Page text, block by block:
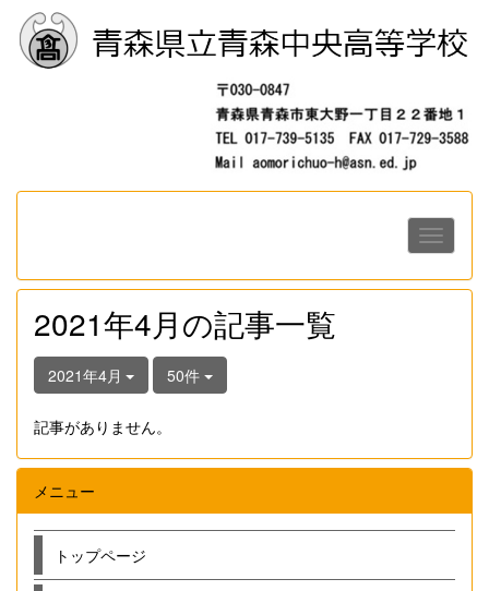
2021年4月の記事一覧
2021年4月 50件
記事がありません。
メニュー
トップページ